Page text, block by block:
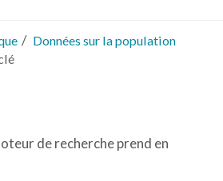
Données sur la population
de recherche prend en